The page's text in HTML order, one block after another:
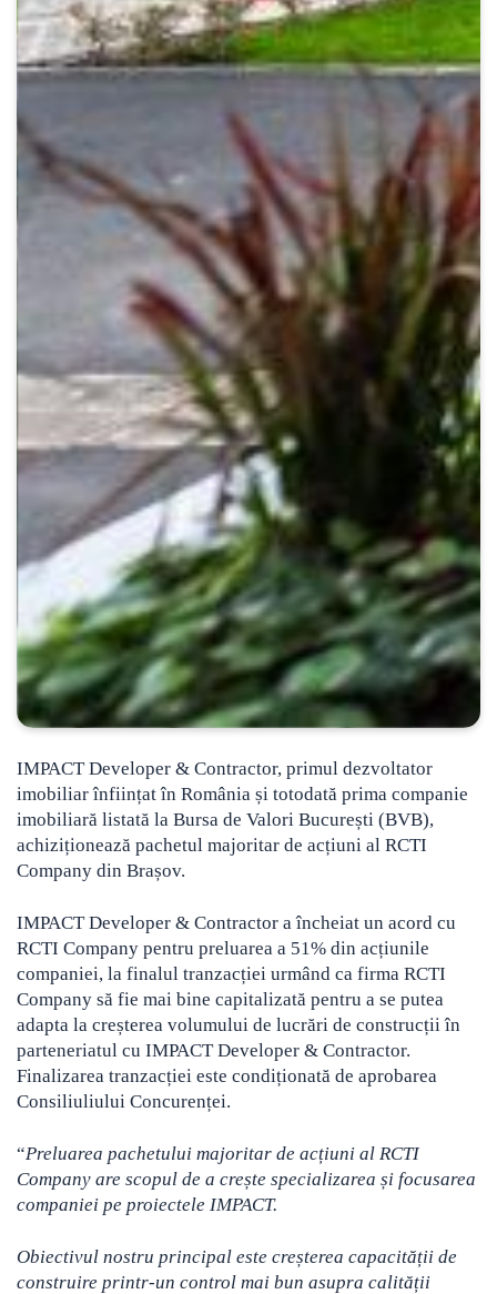
IMPACT Developer & Contractor, primul dezvoltator
imobiliar înființat în România și totodată prima companie
imobiliară listată la Bursa de Valori București (BVB),
achiziționează pachetul majoritar de acțiuni al RCTI
Company din Brașov.
IMPACT Developer & Contractor a încheiat un acord cu
RCTI Company pentru preluarea a 51% din acțiunile
companiei, la finalul tranzacției urmând ca firma RCTI
Company să fie mai bine capitalizată pentru a se putea
adapta la creșterea volumului de lucrări de construcții în
parteneriatul cu IMPACT Developer & Contractor.
Finalizarea tranzacției este condiționată de aprobarea
Consiliuliului Concurenței.
“Preluarea pachetului majoritar de acțiuni al RCTI
Company are scopul de a crește specializarea și focusarea
companiei pe proiectele IMPACT.
Obiectivul nostru principal este creșterea capacității de
construire printr-un control mai bun asupra calității